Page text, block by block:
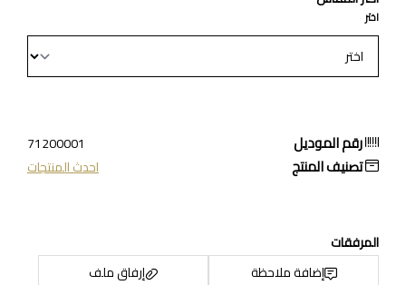
اختر
رقم الموديل 71200001
تصنيف المنتج احدث المنتجات
المرفقات
إضافة ملاحظة
إرفاق ملف